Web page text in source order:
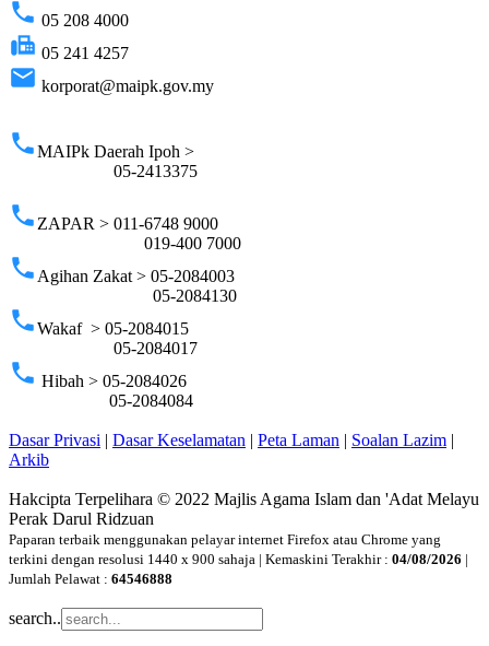
phone 05 208 4000
fax 05 241 4257
email korporat@maipk.gov.my
phoneMAIPk Daerah Ipoh >
05-2413375
phone ZAPAR > 011-6748 9000
019-400 7000
phone Agihan Zakat > 05-2084003
05-2084130
phoneWakaf > 05-2084015
05-2084017
phone Hibah > 05-2084026
05-2084084
Dasar Privasi | Dasar Keselamatan | Peta Laman | Soalan Lazim |
Arkib
Hakcipta Terpelihara © 2022 Majlis Agama Islam dan 'Adat Melayu
Perak Darul Ridzuan
Paparan terbaik menggunakan pelayar internet Firefox atau Chrome yang
terkini dengan resolusi 1440 x 900 sahaja | Kemaskini Terakhir : 04/08/2026 |
Jumlah Pelawat : 64546888
search..